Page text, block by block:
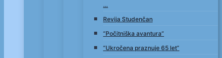
…
Revija Studenčan
“Počitniška avantura”
“Ukročena praznuje 65 let”